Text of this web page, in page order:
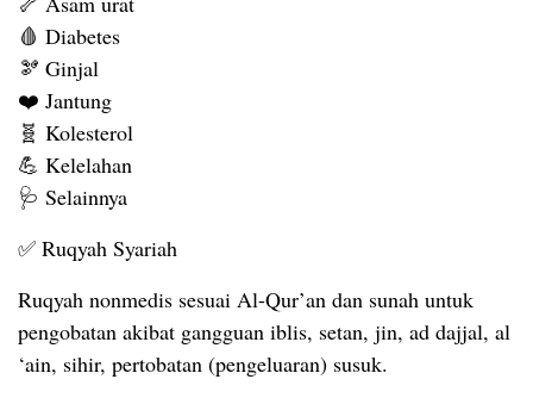
🩸 Diabetes
🫘 Ginjal
❤️ Jantung
🧬 Kolesterol
💪 Kelelahan
🩺 Selainnya
✅ Ruqyah Syariah
Ruqyah nonmedis sesuai Al-Qur’an dan sunah untuk
pengobatan akibat gangguan iblis, setan, jin, ad dajjal, al
‘ain, sihir, pertobatan (pengeluaran) susuk.